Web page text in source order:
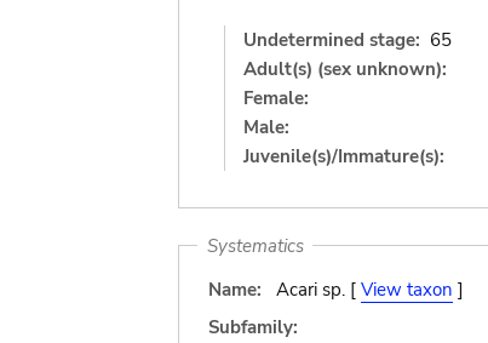
Undetermined stage: 65
Adult(s) (sex unknown):
Female:
Male:
Juvenile(s)/Immature(s):
Systematics
Name:
Acari sp. [ View taxon ]
Subfamily: